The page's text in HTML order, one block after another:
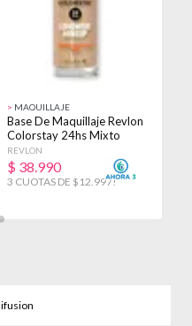
> MAQUILLAJE
Base De Maquillaje Revlon
Colorstay 24hs Mixto
Graso X 30ml
REVLON
$ 38.990
3 CUOTAS DE $12.997!